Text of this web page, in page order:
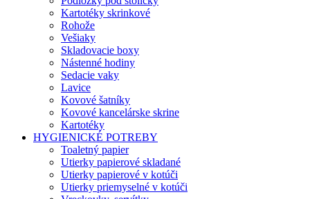
Kartotéky skrinkové
Rohože
Vešiaky
Skladovacie boxy
Nástenné hodiny
Sedacie vaky
Lavice
Kovové šatníky
Kovové kancelárske skrine
Kartotéky
HYGIENICKÉ POTREBY
Toaletný papier
Utierky papierové skladané
Utierky papierové v kotúči
Utierky priemyselné v kotúči